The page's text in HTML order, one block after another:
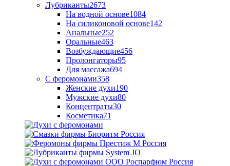
Лубриканты2673
На водной основе1084
На силиконовой основе142
Анальные252
Оральные463
Возбуждающие456
Пролонгаторы95
Для массажа694
С феромонами358
Женские духи190
Мужские духи80
Концентраты30
Косметика71